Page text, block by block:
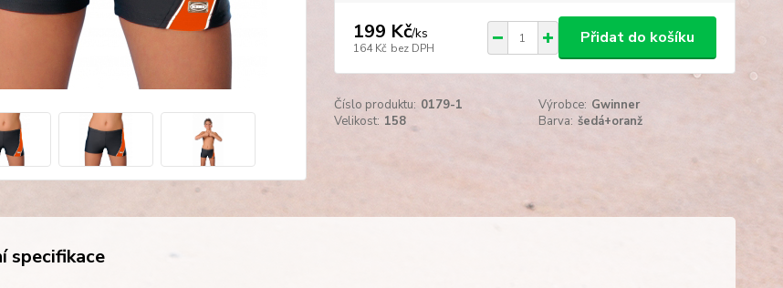
199 Kč/ks
164 Kč bez DPH
Přidat do košíku
Číslo produktu: 0179-1 Výrobce: Gwinner
Velikost: 158 Barva: šedá+oranž
specifikace